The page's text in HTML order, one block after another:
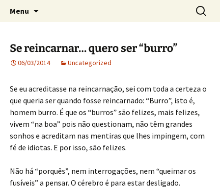
AO ACASO
Crónicas de José Carlos de Bessa Machado
Menu
Search
for:
Se reincarnar… quero ser “burro”
06/03/2014 Uncategorized
Se eu acreditasse na reincarnação, sei com toda a certeza o
que queria ser quando fosse reincarnado: “Burro”, isto é,
homem burro. É que os “burros” são felizes, mais felizes,
vivem “na boa” pois não questionam, não têm grandes
sonhos e acreditam nas mentiras que lhes impingem, com
fé de idiotas. E por isso, são felizes.
Não há “porquês”, nem interrogações, nem “queimar os
fusíveis” a pensar. O cérebro é para estar desligado.